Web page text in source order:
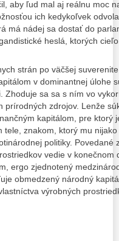
aby ľud mal aj reálnu moc
ich kedykoľvek
má nádej sa dostať do
heslá, ktorých
strán po väčšej
v dominantnej úlohe
Zhoduje sa sa s ním vo
prírodných zdrojov. Lenže
kapitálom, pre ktorý
znakom, ktorý mu
politiky. Povedané
vedie v konečnom
ergo zjednotený
obmedzený národný
výrobných